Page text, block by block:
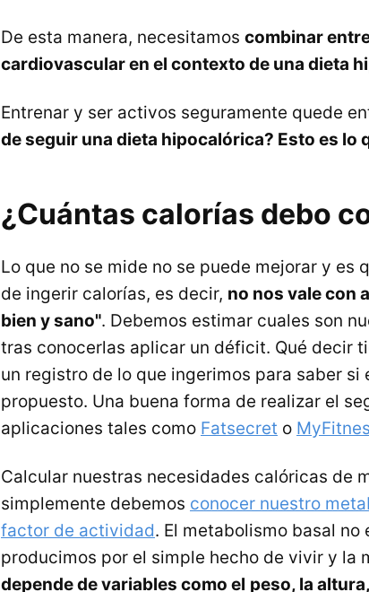
De esta manera, necesitamos combinar
cardiovascular en el contexto de una dieta
Entrenar y ser activos seguramente quede
de seguir una dieta hipocalórica? Esto es lo
¿Cuántas calorías debo
Lo que no se mide no se puede mejorar y es
de ingerir calorías, es decir, no nos vale con
bien y sano". Debemos estimar cuales son
tras conocerlas aplicar un déficit. Qué decir
un registro de lo que ingerimos para saber
propuesto. Una buena forma de realizar el
aplicaciones tales como Fatsecret o
Calcular nuestras necesidades calóricas de
simplemente debemos conocer nuestro
factor de actividad. El metabolismo basal
producimos por el simple hecho de vivir y la
depende de variables como el peso, la